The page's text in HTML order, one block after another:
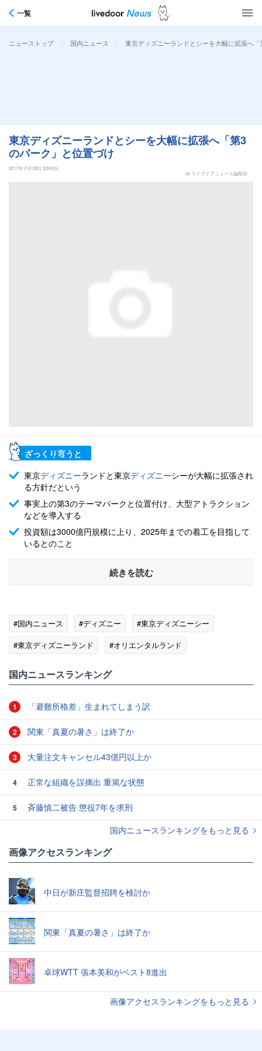
一覧
ニューストップ > 国内ニュース > 東京ディズニーランドとシーを大幅に拡張へ
東京ディズニーランドとシーを大幅に拡張へ「第3
のパーク」と位置づけ
2017年11月29日 22時0分
by ライブドアニュース編集部
ざっくり言うと
東京ディズニーランドと東京ディズニーシーが大幅に拡張され
る方針だという
事実上の第3のテーマパークと位置付け、大型アトラクション
などを導入する
投資額は3000億円規模に上り、2025年までの着工を目指して
いるとのこと
続きを読む
#国内ニュース #ディズニー
#東京ディズニーシー
#東京ディズニーランド
#オリエンタルランド
国内ニュースランキング
1 「避難所格差」生まれてしまう訳
2 関東「真夏の暑さ」は終了か
3 大量注文キャンセル43億円以上か
4 正常な組織を誤摘出 重篤な状態
5
斉藤慎二被告 懲役7年を求刑
国内ニュースランキングをもっと見る
画像アクセスランキング
中日が新庄監督招聘を検討か
関東「真夏の暑さ」は終了か
卓球WTT 張本美和がベスト8進出
画像アクセスランキングをもっと見る